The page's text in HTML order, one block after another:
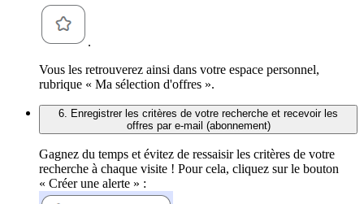
.
Vous les retrouverez ainsi dans votre espace personnel,
rubrique « Ma sélection d'offres ».
6. Enregistrer les critères de votre recherche et recevoir les
offres par e-mail (abonnement)
Gagnez du temps et évitez de ressaisir les critères de votre
recherche à chaque visite ! Pour cela, cliquez sur le bouton
« Créer une alerte » :